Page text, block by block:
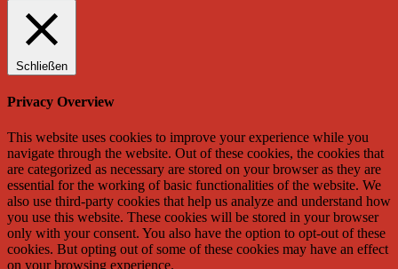
Schließen
Privacy Overview
This website uses cookies to improve your experience while you
navigate through the website. Out of these cookies, the cookies that
are categorized as necessary are stored on your browser as they are
essential for the working of basic functionalities of the website. We
also use third-party cookies that help us analyze and understand how
you use this website. These cookies will be stored in your browser
only with your consent. You also have the option to opt-out of these
cookies. But opting out of some of these cookies may have an effect
on your browsing experience.